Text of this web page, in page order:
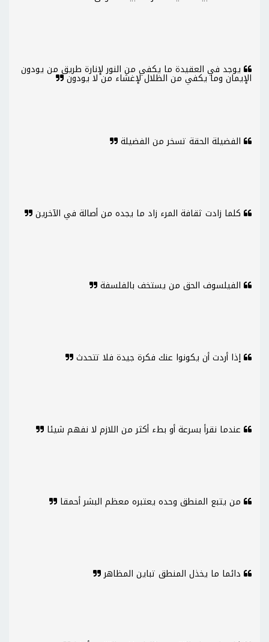
يوجد في العقيدة ما يكفي من النور لإنارة طريق من يودون
الإيمان وما يكفي من الظلال لإغشاء من لا يودون
الفضيلة الحقة تسخر من الفضيلة
كلما زادت ثقافة المرء زاد ما يجده من أصالة في الآخرين
الفيلسوف الحق من يستخف بالفلسفة
إذا أردت أن يكونوا عنك فكرة جيدة فلا تتحدث
عندما نقرأ بسرعة أو بطء أكثر من اللازم لا نفهم شيئا
من يتبع المنطق وحده يعتبره معظم البشر أحمقا
دائما ما يخذل المنطق تباين المظاهر